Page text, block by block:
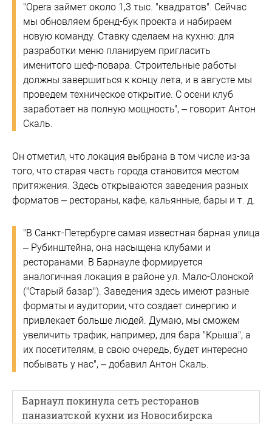
"Opera займет около 1,3 тыс. "квадратов". Сейчас
мы обновляем бренд-бук проекта и набираем
новую команду. Ставку сделаем на кухню: для
разработки меню планируем пригласить
именитого шеф-повара. Строительные работы
должны завершиться к концу лета, и в августе мы
проведем техническое открытие. С осени клуб
заработает на полную мощность", – говорит Антон
Скаль.
Он отметил, что локация выбрана в том числе из-за
того, что старая часть города становится местом
притяжения. Здесь открываются заведения разных
форматов – рестораны, кафе, кальянные, бары и т. д.
"В Санкт-Петербурге самая известная барная улица
– Рубинштейна, она насыщена клубами и
ресторанами. В Барнауле формируется
аналогичная локация в районе ул. Мало-Олонской
("Старый базар"). Заведения здесь имеют разные
форматы и аудитории, что создает синергию и
привлекает больше людей. Думаю, мы сможем
увеличить трафик, например, для бара "Крыша", а
их посетителям, в свою очередь, будет интересно
побывать у нас", – добавил Антон Скаль.
Барнаул покинула сеть ресторанов
паназиатской кухни из Новосибирска